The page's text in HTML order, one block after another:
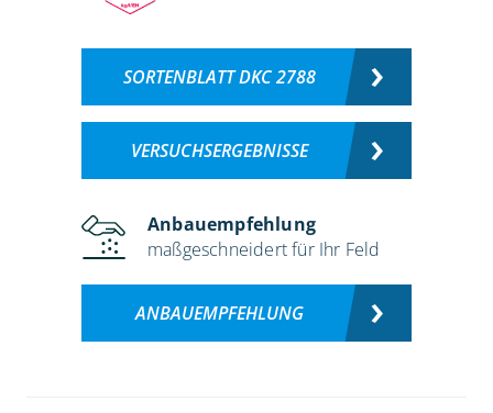
SORTENBLATT DKC 2788
VERSUCHSERGEBNISSE
Anbauempfehlung
maßgeschneidert für Ihr Feld
ANBAUEMPFEHLUNG